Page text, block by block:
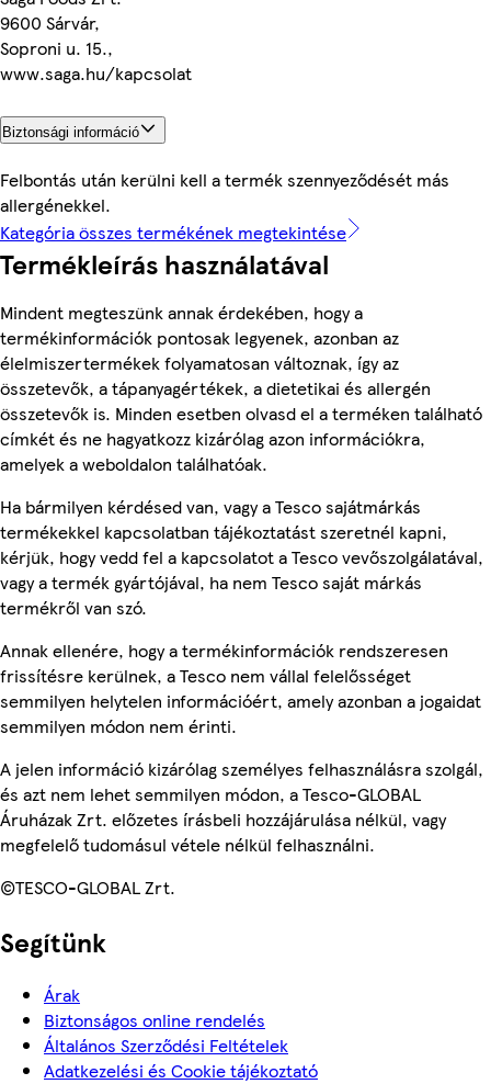
9600 Sárvár,
Soproni u. 15.,
www.saga.hu/kapcsolat
Biztonsági információ
Felbontás után kerülni kell a termék szennyeződését más
allergénekkel.
Kategória összes termékének megtekintése
Termékleírás használatával
Mindent megteszünk annak érdekében, hogy a
termékinformációk pontosak legyenek, azonban az
élelmiszertermékek folyamatosan változnak, így az
összetevők, a tápanyagértékek, a dietetikai és allergén
összetevők is. Minden esetben olvasd el a terméken található
címkét és ne hagyatkozz kizárólag azon információkra,
amelyek a weboldalon találhatóak.
Ha bármilyen kérdésed van, vagy a Tesco sajátmárkás
termékekkel kapcsolatban tájékoztatást szeretnél kapni,
kérjük, hogy vedd fel a kapcsolatot a Tesco vevőszolgálatával,
vagy a termék gyártójával, ha nem Tesco saját márkás
termékről van szó.
Annak ellenére, hogy a termékinformációk rendszeresen
frissítésre kerülnek, a Tesco nem vállal felelősséget
semmilyen helytelen információért, amely azonban a jogaidat
semmilyen módon nem érinti.
A jelen információ kizárólag személyes felhasználásra szolgál,
és azt nem lehet semmilyen módon, a Tesco-GLOBAL
Áruházak Zrt. előzetes írásbeli hozzájárulása nélkül, vagy
megfelelő tudomásul vétele nélkül felhasználni.
©TESCO-GLOBAL Zrt.
Segítünk
Árak
Biztonságos online rendelés
Általános Szerződési Feltételek
Adatkezelési és Cookie tájékoztató